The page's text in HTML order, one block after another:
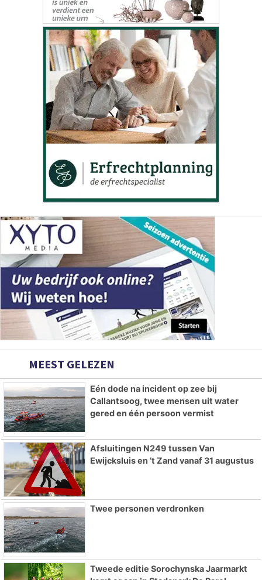
MEEST GELEZEN
Eén dode na incident op zee bij
Callantsoog, twee mensen uit water
gered en één persoon vermist
Afsluitingen N249 tussen Van
Ewijcksluis en ’t Zand vanaf 31 augustus
Twee personen verdronken
Tweede editie Sorochynska Jaarmarkt